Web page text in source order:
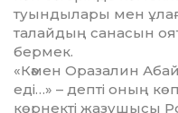
туын­дылары мен
талайдың санасын
бермек.
«Кәмен Оразалин
еді…» – депті оның көп
көрнекті жазушысы